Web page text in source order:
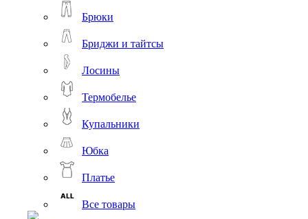
Брюки
Бриджи и тайтсы
Лосины
Термобелье
Купальники
Юбка
Платье
Все товары